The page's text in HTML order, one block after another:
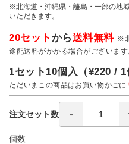
※北海道・沖縄県・離島・一部の地
いただきます。
20セット から送料無料 ※
途配送料がかかる場合がございます
1セット10個入（¥220 /
ただいまこの商品はお買い物かごに
注文セット数
個数